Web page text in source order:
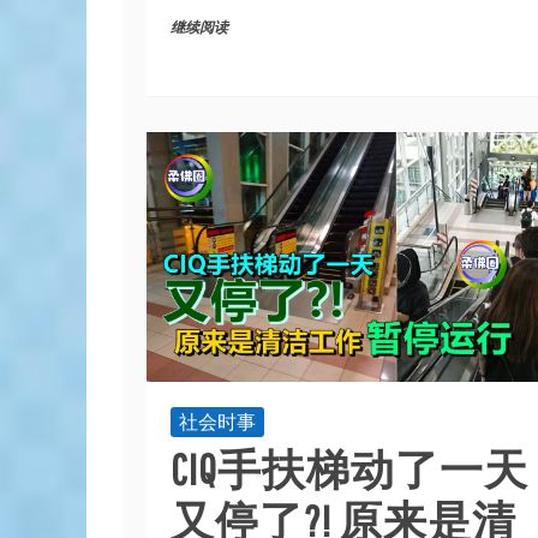
继续阅读
社会时事
CIQ手扶梯动了一天
又停了?! 原来是清